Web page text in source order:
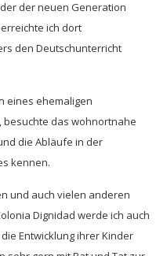
der neuen Generation
ich dort
den Deutschunterricht
eines ehemaligen
besuchte das wohnortnahe
die Abläufe in der
kennen.
und auch vielen anderen
Dignidad werde ich auch
Entwicklung ihrer Kinder